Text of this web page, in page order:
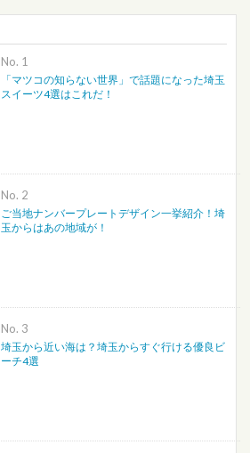
No.
「マツコの知らない世界」で話題になった埼玉
スイーツ4選はこれだ！
No.
ご当地ナンバープレートデザイン一挙紹介！埼
玉からはあの地域が！
No.
埼玉から近い海は？埼玉からすぐ行ける優良ビ
ーチ4選